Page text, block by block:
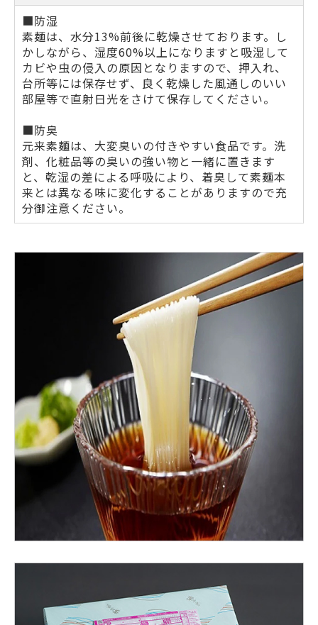
■防湿
素麺は、水分13%前後に乾燥させております。し
かしながら、湿度60%以上になりますと吸湿して
カビや虫の侵入の原因となりますので、押入れ、
台所等には保存せず、良く乾燥した風通しのいい
部屋等で直射日光をさけて保存してください。
■防臭
元来素麺は、大変臭いの付きやすい食品です。洗
剤、化粧品等の臭いの強い物と一緒に置きます
と、乾湿の差による呼吸により、着臭して素麺本
来とは異なる味に変化することがありますので充
分御注意ください。